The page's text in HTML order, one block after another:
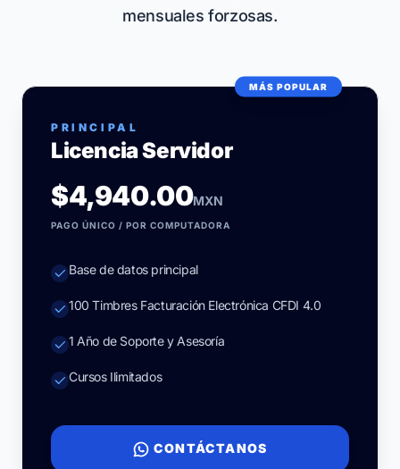
mensuales forzosas.
MÁS POPULAR
PRINCIPAL
Licencia Servidor
$4,940.00MXN
PAGO ÚNICO / POR COMPUTADORA
Base de datos principal
100 Timbres Facturación Electrónica CFDI 4.0
1 Año de Soporte y Asesoría
Cursos Ilimitados
CONTÁCTANOS